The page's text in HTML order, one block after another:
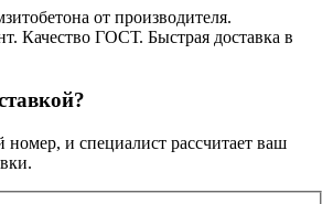
от производителя.
Качество ГОСТ. Быстрая доставка в
номер, и специалист рассчитает ваш